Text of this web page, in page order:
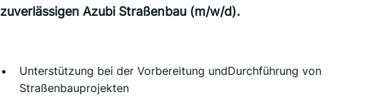
zuverlässigen Azubi Straßenbau (m/w/d).
Unterstützung bei der Vorbereitung undDurchführung von
Straßenbauprojekten